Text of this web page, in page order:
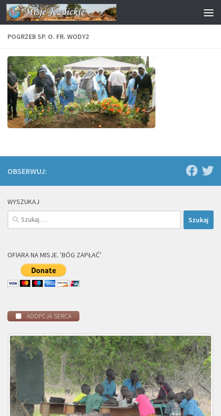
Przejdź do treści
POGRZEB SP. O. FR. WODY2
OBSERWUJ:
WYSZUKAJ
Szukaj:
OFIARA NA MISJE. 'BÓG ZAPŁAĆ’
ADOPCJA SERCA